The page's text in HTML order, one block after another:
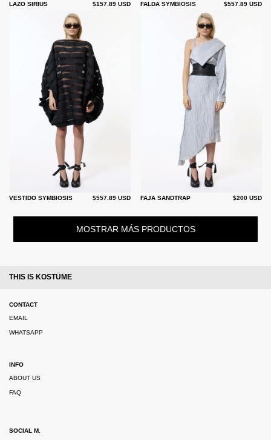
LAZO SIRIUS $157.89 USD FALDA SYMBIOSIS $557.89 USD
VESTIDO SYMBIOSIS $557.89 USD FAJA SANDTRAP $200 USD
MOSTRAR MÁS PRODUCTOS
THIS IS KOSTÜME
CONTACT
EMAIL
WHATSAPP
INFO
ABOUT US
FAQ
SOCIAL M.